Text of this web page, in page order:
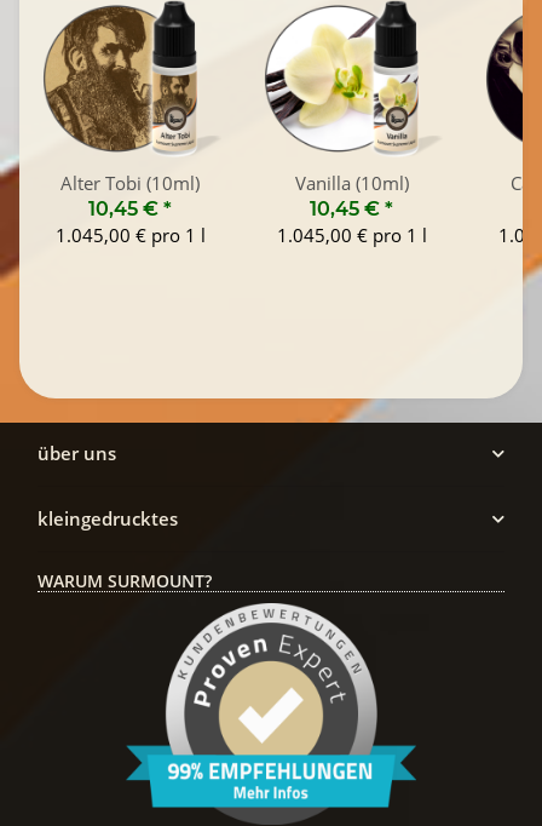
Alter Tobi (10ml)
10,45 € *
1.045,00 € pro 1 l
Vanilla (10ml)
10,45 € *
1.045,00 € pro 1 l
über uns
kleingedrucktes
WARUM SURMOUNT?